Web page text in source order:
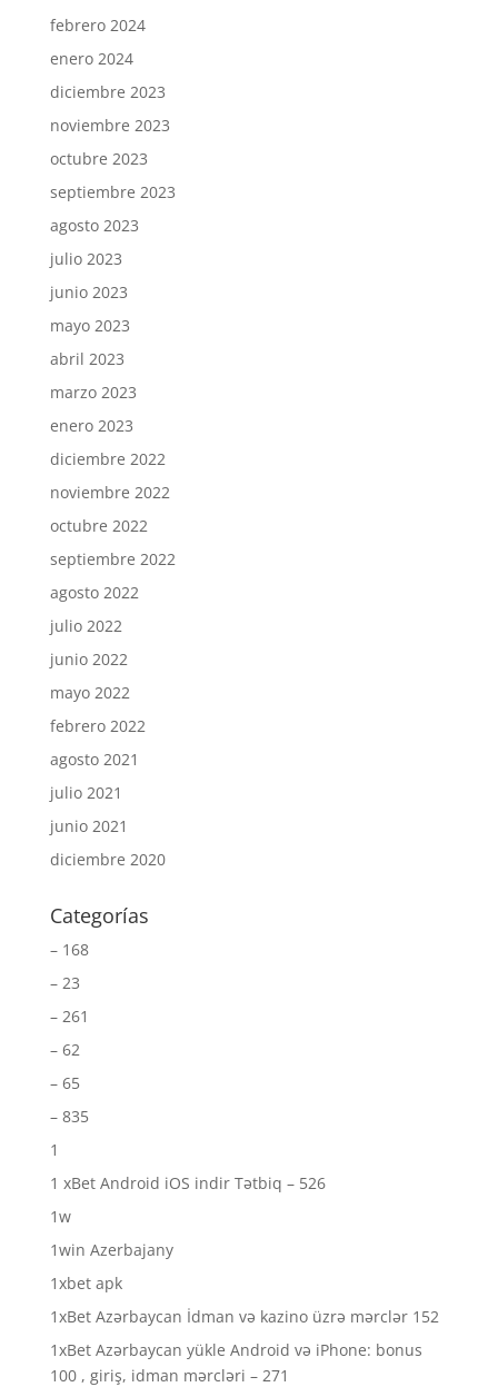
febrero 2024
enero 2024
diciembre 2023
noviembre 2023
octubre 2023
septiembre 2023
agosto 2023
julio 2023
junio 2023
mayo 2023
abril 2023
marzo 2023
enero 2023
diciembre 2022
noviembre 2022
octubre 2022
septiembre 2022
agosto 2022
julio 2022
junio 2022
mayo 2022
febrero 2022
agosto 2021
julio 2021
junio 2021
diciembre 2020
Categorías
– 168
– 23
– 261
– 62
– 65
– 835
1
1 xBet Android iOS indir Tətbiq – 526
1w
1win Azerbajany
1xbet apk
1xBet Azərbaycan İdman və kazino üzrə mərclər 152
1xBet Azərbaycan yükle Android və iPhone: bonus
100 , giriş, idman mərcləri – 271